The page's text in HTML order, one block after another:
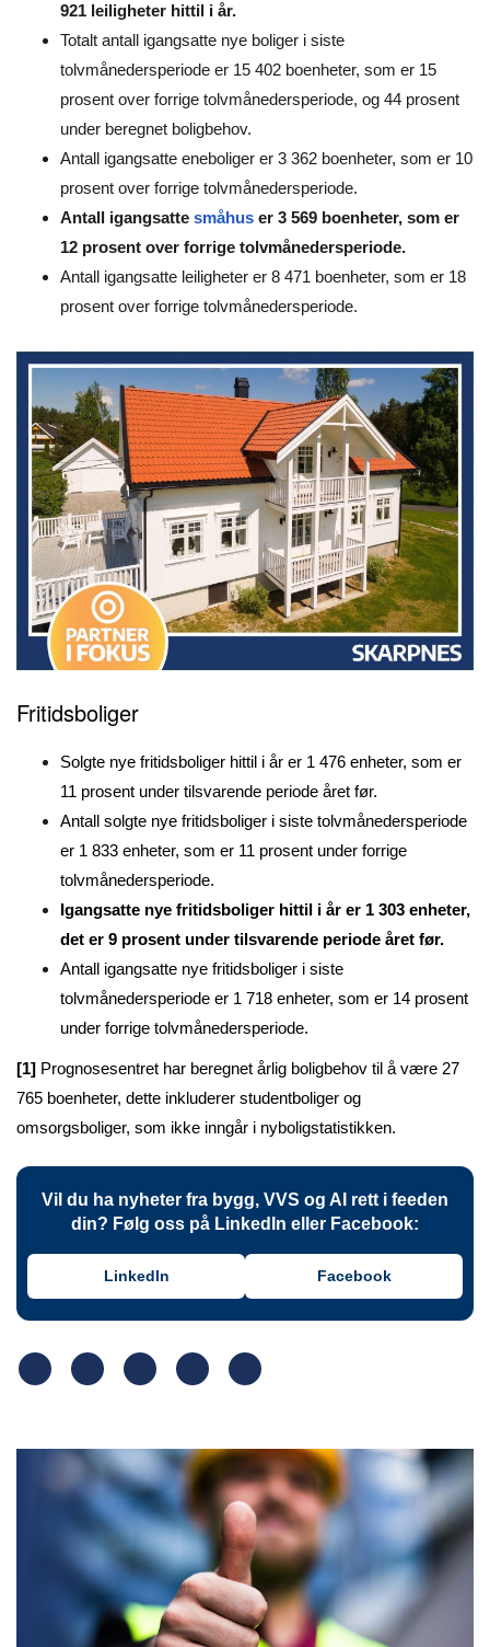
921 leiligheter hittil i år.
Totalt antall igangsatte nye boliger i siste
tolvmånedersperiode er 15 402 boenheter, som er 15
prosent over forrige tolvmånedersperiode, og 44 prosent
under beregnet boligbehov.
Antall igangsatte eneboliger er 3 362 boenheter, som er 10
prosent over forrige tolvmånedersperiode.
Antall igangsatte småhus er 3 569 boenheter, som er
12 prosent over forrige tolvmånedersperiode.
Antall igangsatte leiligheter er 8 471 boenheter, som er 18
prosent over forrige tolvmånedersperiode.
Fritidsboliger
Solgte nye fritidsboliger hittil i år er 1 476 enheter, som er
11 prosent under tilsvarende periode året før.
Antall solgte nye fritidsboliger i siste tolvmånedersperiode
er 1 833 enheter, som er 11 prosent under forrige
tolvmånedersperiode.
Igangsatte nye fritidsboliger hittil i år er 1 303 enheter,
det er 9 prosent under tilsvarende periode året før.
Antall igangsatte nye fritidsboliger i siste
tolvmånedersperiode er 1 718 enheter, som er 14 prosent
under forrige tolvmånedersperiode.
[1] Prognosesentret har beregnet årlig boligbehov til å være 27
765 boenheter, dette inkluderer studentboliger og
omsorgsboliger, som ikke inngår i nyboligstatistikken.
Vil du ha nyheter fra bygg, VVS og AI rett i feeden
din? Følg oss på LinkedIn eller Facebook:
LinkedIn Facebook